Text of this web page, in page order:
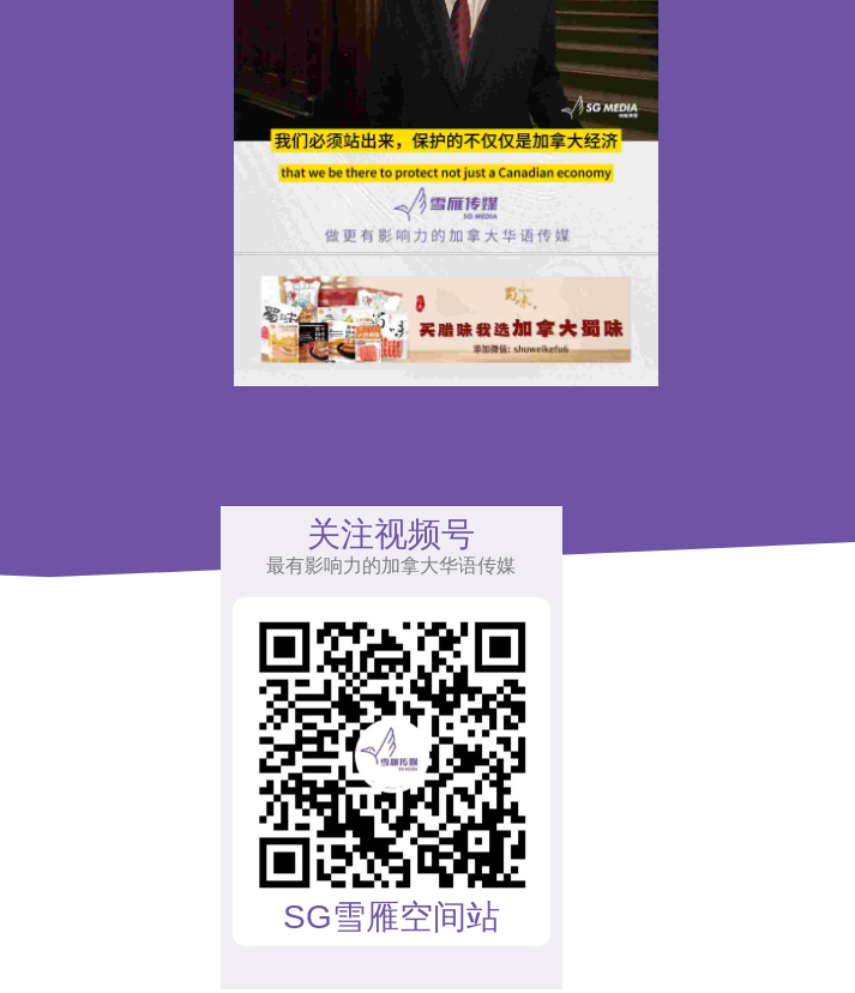
关注视频号
最有影响力的加拿大华语传媒
SG雪雁空间站